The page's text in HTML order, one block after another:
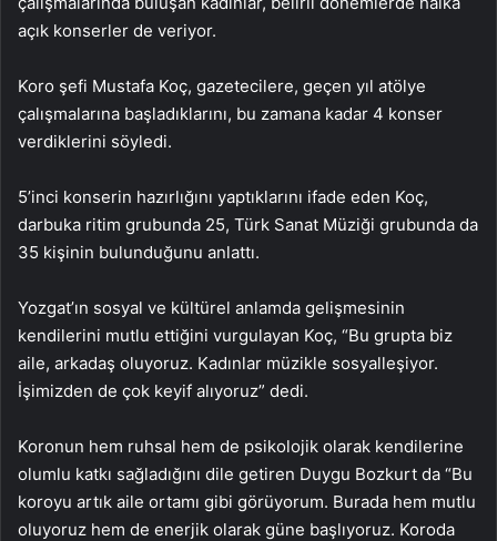
açık konserler de veriyor.
Koro şefi Mustafa Koç, gazetecilere, geçen yıl atölye
çalışmalarına başladıklarını, bu zamana kadar 4 konser
verdiklerini söyledi.
5’inci konserin hazırlığını yaptıklarını ifade eden Koç,
darbuka ritim grubunda 25, Türk Sanat Müziği grubunda da
35 kişinin bulunduğunu anlattı.
Yozgat’ın sosyal ve kültürel anlamda gelişmesinin
kendilerini mutlu ettiğini vurgulayan Koç, “Bu grupta biz
aile, arkadaş oluyoruz. Kadınlar müzikle sosyalleşiyor.
İşimizden de çok keyif alıyoruz” dedi.
Koronun hem ruhsal hem de psikolojik olarak kendilerine
olumlu katkı sağladığını dile getiren Duygu Bozkurt da “Bu
koroyu artık aile ortamı gibi görüyorum. Burada hem mutlu
oluyoruz hem de enerjik olarak güne başlıyoruz. Koroda